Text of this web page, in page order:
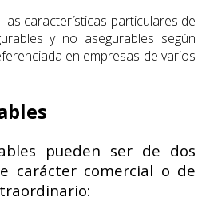
características particulares de
y no asegurables según
en empresas de varios
pueden ser de dos
carácter comercial o de